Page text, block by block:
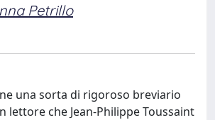
Petrillo
una sorta di rigoroso breviario
lettore che Jean-Philippe Toussaint